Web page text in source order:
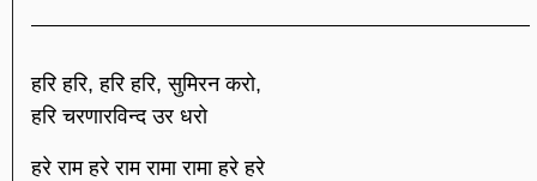
हरि हरि, हरि हरि, सुमिरन करो,
हरि चरणारविन्द उर धरो
हरे राम हरे राम रामा रामा हरे हरे